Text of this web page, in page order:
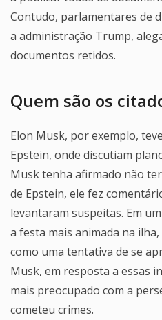
Contudo, parlamentares de
a administração Trump,
documentos retidos.
Quem são os
Elon Musk, por exemplo,
Epstein, onde discutiam
Musk tenha afirmado não
de Epstein, ele fez
levantaram suspeitas. Em
a festa mais animada na
como uma tentativa de se
Musk, em resposta a essas
mais preocupado com a
cometeu crimes.